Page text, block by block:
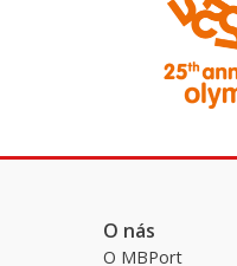
O nás
O MBPort